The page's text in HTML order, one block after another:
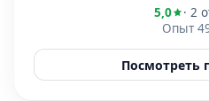
5,0
· 2
Опыт
Посмотреть